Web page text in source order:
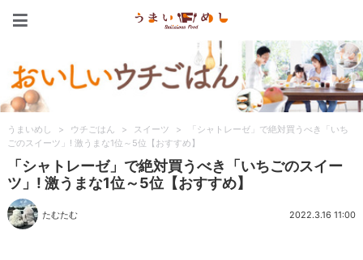
うまいめし > ウチごはん > スイーツ >
「シャトレーゼ」で絶対買うべき「いち
ごのスイーツ」! 激うまな1位～5位【おすすめ】
「シャトレーゼ」で絶対買うべき「いちごのスイー
ツ」! 激うまな1位～5位【おすすめ】
たむたむ 2022.3.16 11:00